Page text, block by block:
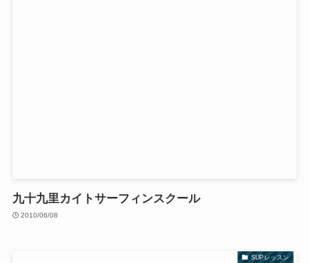
九十九里カイトサーフィンスクール
2010/06/08
SUPレッスン